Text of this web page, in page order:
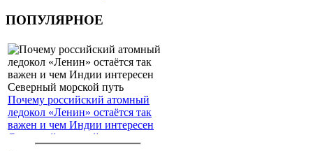
ПОПУЛЯРНОЕ
Почему российский атомный
ледокол «Ленин» остаётся так
важен и чем Индии интересен
Северный морской путь